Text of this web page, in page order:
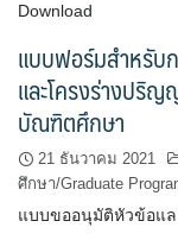
Download
แบบฟอร์มสำหรับ
และโครงร่างปริ
บัณฑิตศึกษา
21 ธันวาคม 2021
ศึกษา/Graduate
แบบขออนุมัติหัวข้อแ